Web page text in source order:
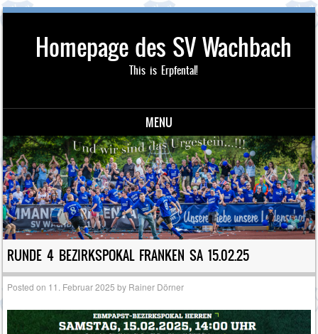
Homepage des SV Wachbach
This is Erpfental!
MENU
Skip to content
RUNDE 4 BEZIRKSPOKAL FRANKEN SA 15.02.25
Posted on 11. Februar 2025 by Rainer Dörner